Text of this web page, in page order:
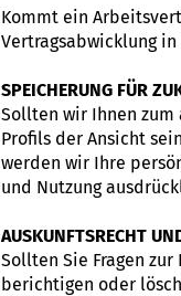
Kommt ein
Vertragsabwicklung
SPEICHERUNG FÜR
Sollten wir Ihnen
Profils der Ansicht
werden wir Ihre
und Nutzung
AUSKUNFTSRECHT
Sollten Sie Fragen
berichtigen oder